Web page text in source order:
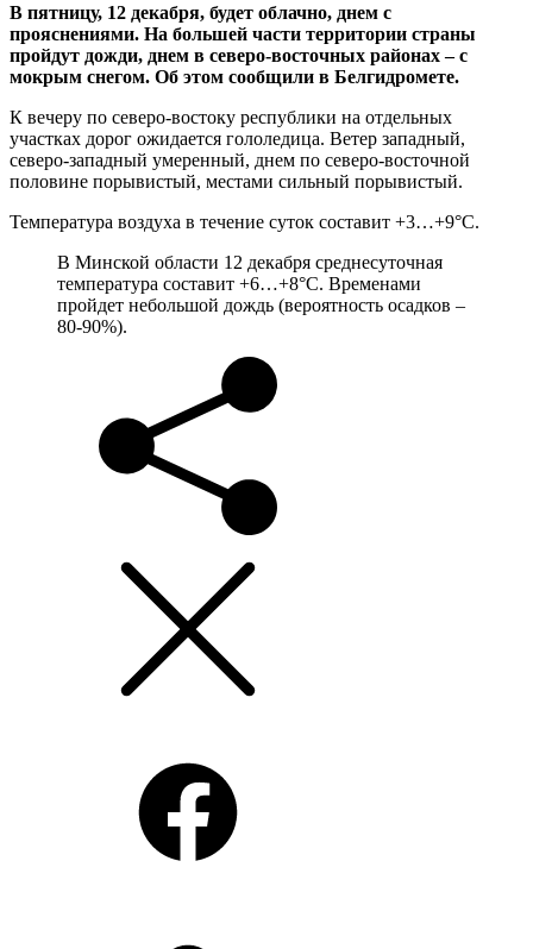
В пятницу, 12 декабря, будет облачно, днем с
прояснениями. На большей части территории страны
пройдут дожди, днем в северо-восточных районах – с
мокрым снегом. Об этом сообщили в Белгидромете.
К вечеру по северо-востоку республики на отдельных
участках дорог ожидается гололедица. Ветер западный,
северо-западный умеренный, днем по северо-восточной
половине порывистый, местами сильный порывистый.
Температура воздуха в течение суток составит +3…+9°С.
В Минской области 12 декабря среднесуточная
температура составит +6…+8°С. Временами
пройдет небольшой дождь (вероятность осадков –
80-90%).